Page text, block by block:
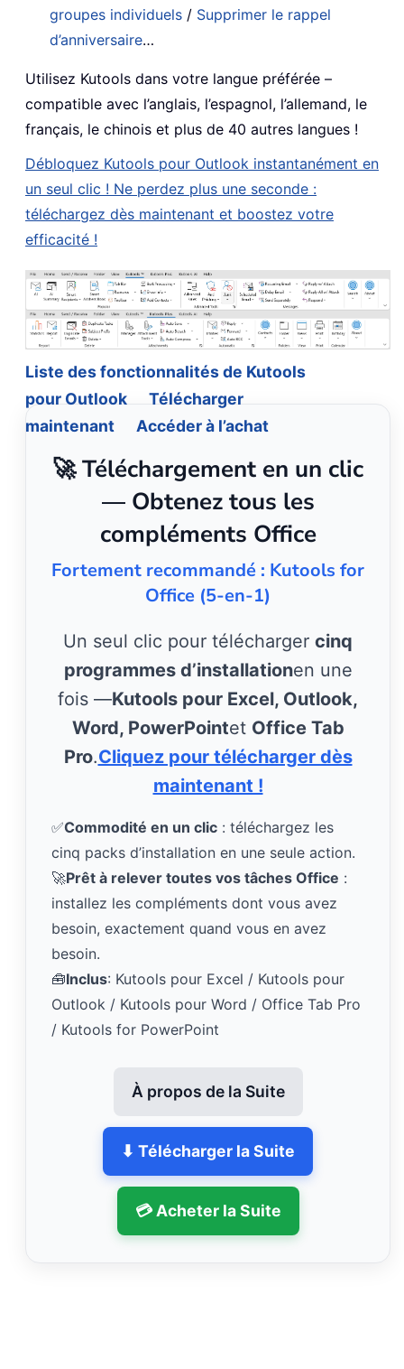
groupes individuels / Supprimer le rappel
d’anniversaire…
Utilisez Kutools dans votre langue préférée –
compatible avec l’anglais, l’espagnol, l’allemand, le
français, le chinois et plus de 40 autres langues !
Débloquez Kutools pour Outlook instantanément en
un seul clic ! Ne perdez plus une seconde :
téléchargez dès maintenant et boostez votre
efficacité !
Liste des fonctionnalités de Kutools
pour Outlook
Télécharger
maintenant
Accéder à l’achat
🚀 Téléchargement en un clic
— Obtenez tous les
compléments Office
Fortement recommandé : Kutools for
Office (5-en-1)
Un seul clic pour télécharger cinq
programmes d’installationen une
fois —Kutools pour Excel, Outlook,
Word, PowerPointet Office Tab
Pro.Cliquez pour télécharger dès
maintenant !
✅Commodité en un clic : téléchargez les
cinq packs d’installation en une seule action.
🚀Prêt à relever toutes vos tâches Office :
installez les compléments dont vous avez
besoin, exactement quand vous en avez
besoin.
🧰Inclus: Kutools pour Excel / Kutools pour
Outlook / Kutools pour Word / Office Tab Pro
/ Kutools for PowerPoint
À propos de la Suite
⬇ Télécharger la Suite
💳 Acheter la Suite